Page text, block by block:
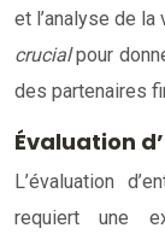
et l’analyse de
crucialpour
des partenaires
Évaluation
L’évaluation
requiert une